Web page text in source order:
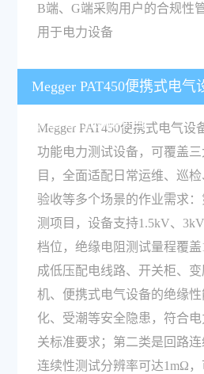
B端、G端采购用户的合规性
用于电力设备
Megger PAT450便携式电
哪些电力检测项目？
Megger PAT450便携式电气
功能电力测试设备，可覆盖
目，全面适配日常运维、巡
验收等多个场景的作业需求
测项目，设备支持1.5kV、
档位，绝缘电阻测试量程覆
成低压配电线路、开关柜、
机、便携式电气设备的绝缘
化、受潮等安全隐患，符合
关标准要求；第二类是回路
连续性测试分辨率可达1mΩ